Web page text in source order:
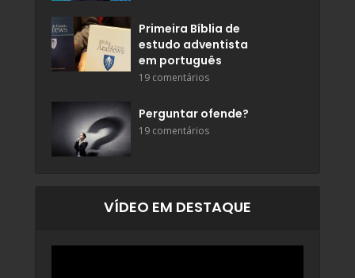
Primeira Bíblia de
estudo adventista
em português
19 comentários
Perguntar ofende?
19 comentários
VÍDEO EM DESTAQUE